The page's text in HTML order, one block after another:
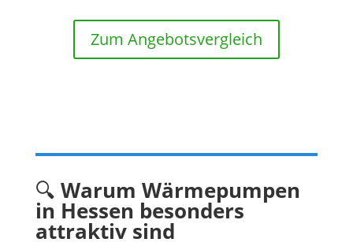
Zum Angebotsvergleich
🔍 Warum Wärmepumpen
in Hessen besonders
attraktiv sind